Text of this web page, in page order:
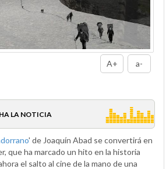
A+ a-
LA NOTICIA
' de Joaquín Abad se convertirá en
que ha marcado un hito en la historia
el salto al cine de la mano de una